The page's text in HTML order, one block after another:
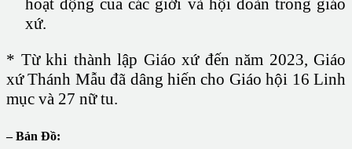
hoạt động của các giới và hội đoàn trong giáo
xứ.
* Từ khi thành lập Giáo xứ đến năm 2023, Giáo
xứ Thánh Mẫu đã dâng hiến cho Giáo hội 16 Linh
mục và 27 nữ tu.
– Bản Đồ: